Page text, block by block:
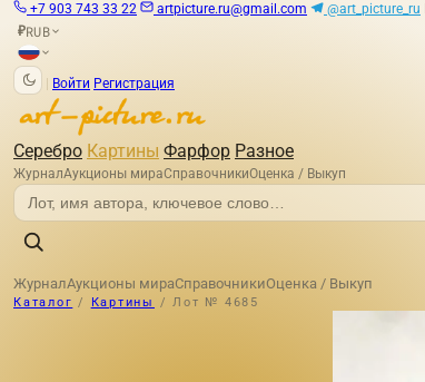
+7 903 743 33 22 artpicture.ru@gmail.com @art_picture_ru
₽RUB
Войти Регистрация
Серебро Картины Фарфор Разное
ЖурналАукционы мираСправочникиОценка / Выкуп
ЖурналАукционы мираСправочникиОценка / Выкуп
Каталог / Картины / Лот № 4685